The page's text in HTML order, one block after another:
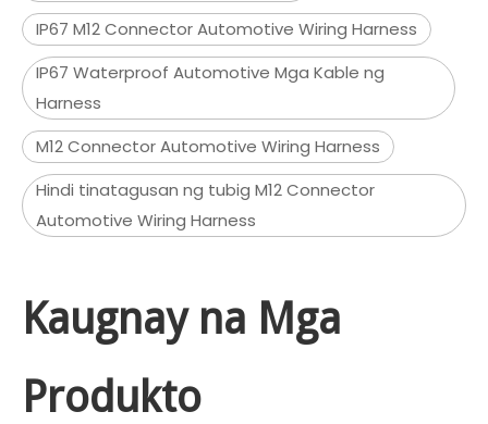
IP67 M12 Connector Automotive Wiring Harness
IP67 Waterproof Automotive Mga Kable ng
Harness
M12 Connector Automotive Wiring Harness
Hindi tinatagusan ng tubig M12 Connector
Automotive Wiring Harness
Kaugnay na Mga
Produkto